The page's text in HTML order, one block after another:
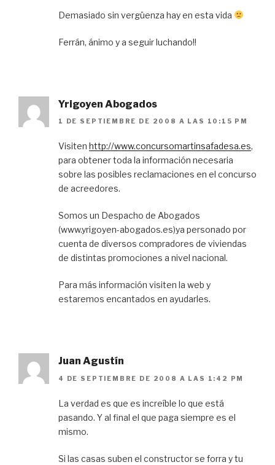
Demasiado sin vergüenza hay en esta vida
Ferrán, ánimo y a seguir luchando!!
Yrigoyen Abogados
1 DE SEPTIEMBRE DE 2008 A LAS 10:15 PM
Visiten http://www.concursomartinsafadesa.es,
para obtener toda la información necesaria
sobre las posibles reclamaciones en el concurso
de acreedores.
Somos un Despacho de Abogados
(www.yrigoyen-abogados.es)ya personado por
cuenta de diversos compradores de viviendas
de distintas promociones a nivel nacional.
Para más información visiten la web y
estaremos encantados en ayudarles.
Juan Agustín
4 DE SEPTIEMBRE DE 2008 A LAS 1:42 PM
La verdad es que es increíble lo que está
pasando. Y al final el que paga siempre es el
mismo.
Si las casas suben el constructor se forra y tu